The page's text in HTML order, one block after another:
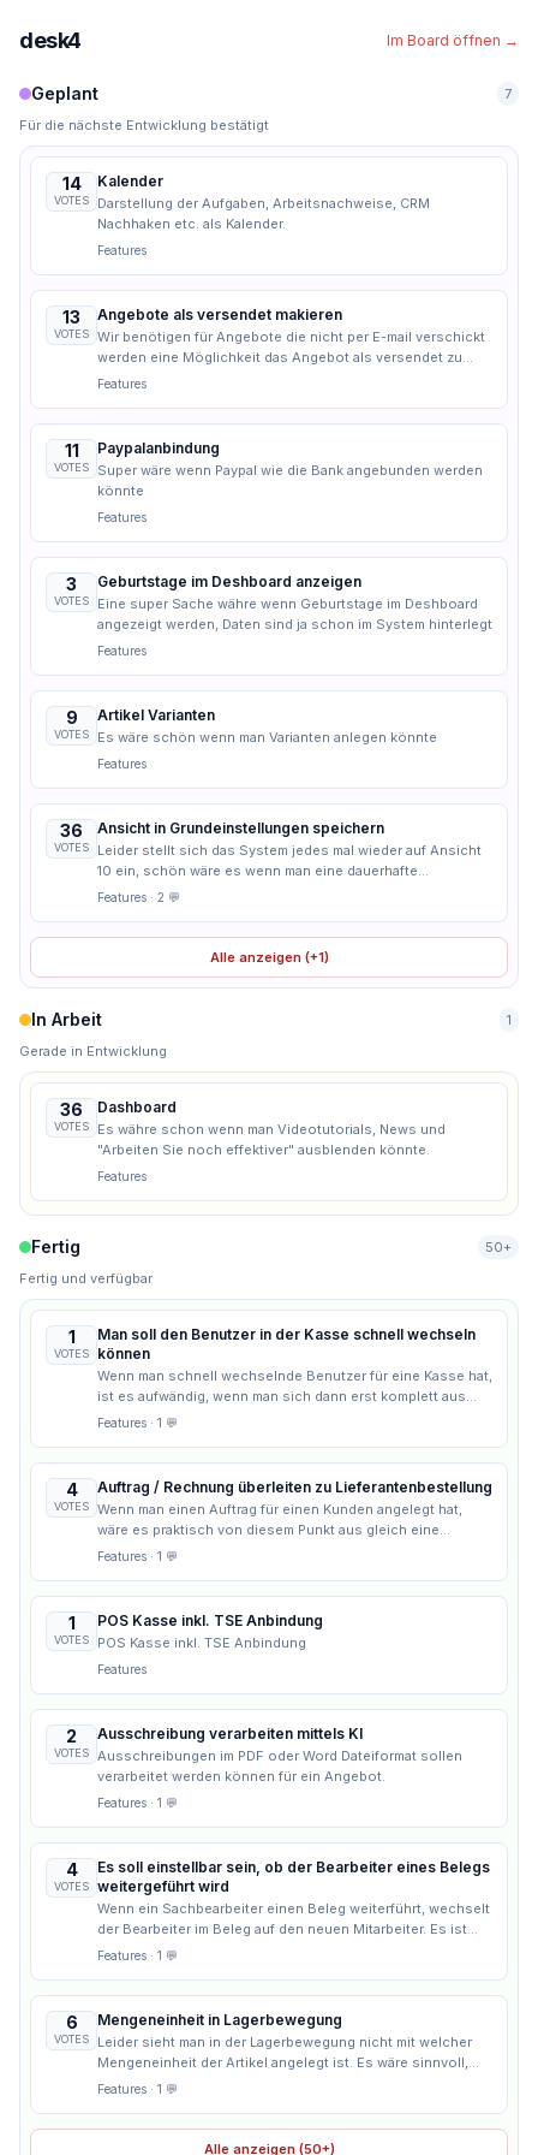
desk4 Im Board öffnen →
Geplant
7
Für die nächste Entwicklung bestätigt
14
VOTES
Kalender
Darstellung der Aufgaben, Arbeitsnachweise, CRM
Nachhaken etc. als Kalender.
Features
13
VOTES
Angebote als versendet makieren
Wir benötigen für Angebote die nicht per E-mail verschickt
werden eine Möglichkeit das Angebot als versendet zu
makieren.
Features
11
VOTES
Paypalanbindung
Super wäre wenn Paypal wie die Bank angebunden werden
könnte
Features
3
VOTES
Geburtstage im Deshboard anzeigen
Eine super Sache währe wenn Geburtstage im Deshboard
angezeigt werden, Daten sind ja schon im System hinterlegt
Features
9
VOTES
Artikel Varianten
Es wäre schön wenn man Varianten anlegen könnte
Features
36
VOTES
Ansicht in Grundeinstellungen speichern
Leider stellt sich das System jedes mal wieder auf Ansicht
10 ein, schön wäre es wenn man eine dauerhafte
Voreinstellung machen könnte. Z.B. mit 25 oder 50 Zeilen je
Features · 2 💬
Alle anzeigen (+1)
In Arbeit
1
Gerade in Entwicklung
36
VOTES
Dashboard
Es währe schon wenn man Videotutorials, News und
"Arbeiten Sie noch effektiver" ausblenden könnte.
Features
Fertig
50+
Fertig und verfügbar
1
VOTES
Man soll den Benutzer in der Kasse schnell wechseln
können
Wenn man schnell wechselnde Benutzer für eine Kasse hat,
ist es aufwändig, wenn man sich dann erst komplett aus
desk4 aus- und der neue Benutzer sich wieder einloggen
Features · 1 💬
4
VOTES
Auftrag / Rechnung überleiten zu Lieferantenbestellung
Wenn man einen Auftrag für einen Kunden angelegt hat,
wäre es praktisch von diesem Punkt aus gleich eine
Lieferantenbestellung durchführen zu können.
Features · 1 💬
1
VOTES
POS Kasse inkl. TSE Anbindung
POS Kasse inkl. TSE Anbindung
Features
2
VOTES
Ausschreibung verarbeiten mittels KI
Ausschreibungen im PDF oder Word Dateiformat sollen
verarbeitet werden können für ein Angebot.
Features · 1 💬
4
VOTES
Es soll einstellbar sein, ob der Bearbeiter eines Belegs
weitergeführt wird
Wenn ein Sachbearbeiter einen Beleg weiterführt, wechselt
der Bearbeiter im Beleg auf den neuen Mitarbeiter. Es ist
aber für manche Firmen wichtig, dass der ursprüngliche
Features · 1 💬
6
VOTES
Mengeneinheit in Lagerbewegung
Leider sieht man in der Lagerbewegung nicht mit welcher
Mengeneinheit der Artikel angelegt ist. Es wäre sinnvoll,
wenn man dies sieht, wenn man den Bestand
Features · 1 💬
Alle anzeigen (50+)